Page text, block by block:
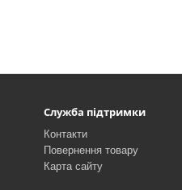
Служба підтримки
Контакти
Повернення товару
Карта сайту